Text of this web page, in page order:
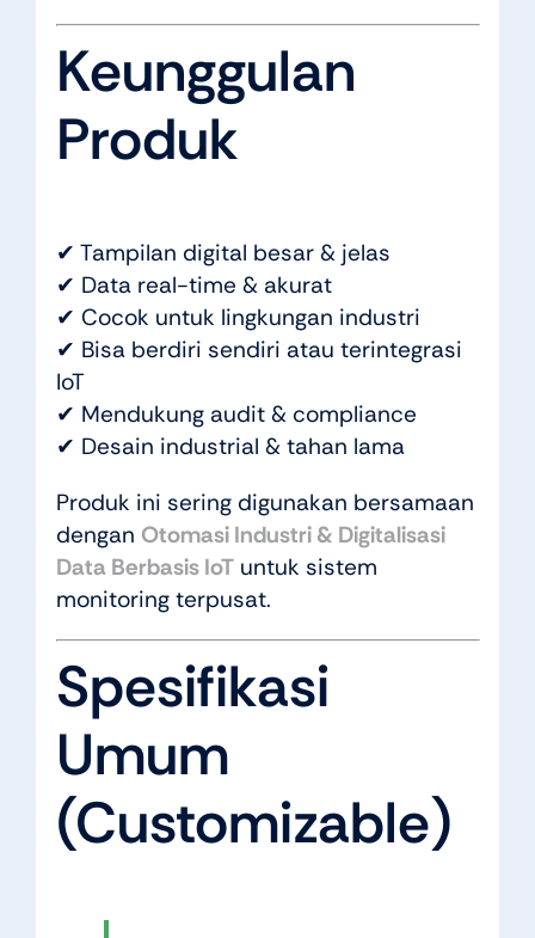
Keunggulan
Produk
✔ Tampilan digital besar & jelas
✔ Data real-time & akurat
✔ Cocok untuk lingkungan industri
✔ Bisa berdiri sendiri atau terintegrasi
IoT
✔ Mendukung audit & compliance
✔ Desain industrial & tahan lama
Produk ini sering digunakan bersamaan
dengan Otomasi Industri & Digitalisasi
Data Berbasis IoTuntuk sistem
monitoring terpusat.
Spesifikasi
Umum
(Customizable)